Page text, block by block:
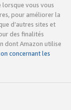
lorsque vous vous
pour améliorer la
d’autres sites et
des finalités
dont Amazon utilise
concernant les